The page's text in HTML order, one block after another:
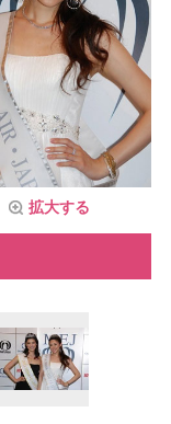
拡大する